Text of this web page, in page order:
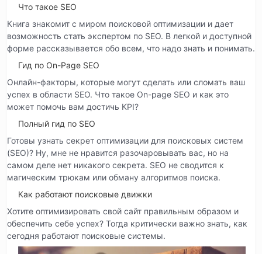
Что такое SEO
Книга знакомит с миром поисковой оптимизации и дает
возможность стать экспертом по SEO. В легкой и доступной
форме рассказывается обо всем, что надо знать и понимать.
Гид по On-Page SEO
Онлайн-факторы, которые могут сделать или сломать ваш
успех в области SEO. Что такое On-page SEO и как это
может помочь вам достичь KPI?
Полный гид по SEO
Готовы узнать секрет оптимизации для поисковых систем
(SEO)? Ну, мне не нравится разочаровывать вас, но на
самом деле нет никакого секрета. SEO не сводится к
магическим трюкам или обману алгоритмов поиска.
Как работают поисковые движки
Хотите оптимизировать свой сайт правильным образом и
обеспечить себе успех? Тогда критически важно знать, как
сегодня работают поисковые системы.